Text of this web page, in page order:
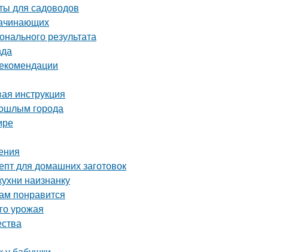
для садоводов
результата
инструкция
города
для домашних заготовок
наизнанку
понравится
урожая